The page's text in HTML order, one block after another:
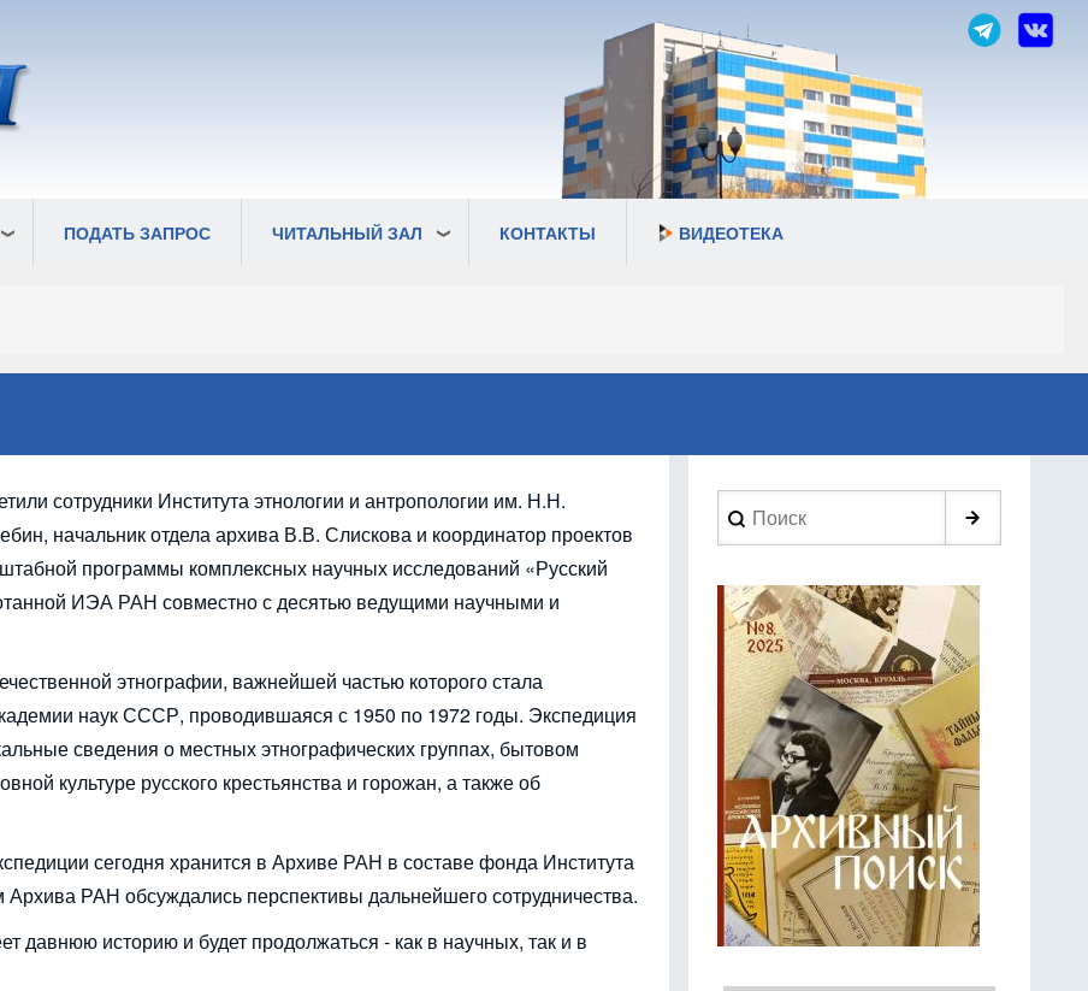
ПОДАТЬ ЗАПРОС ЧИТАЛЬНЫЙ ЗАЛ КОНТАКТЫ ВИДЕОТЕКА
сотрудники Института этнологии и антропологии им. Н.Н.
начальник отдела архива В.В. Слискова и координатор проектов
программы комплексных научных исследований «Русский
ИЭА РАН совместно с десятью ведущими научными и
этнографии, важнейшей частью которого стала
наук СССР, проводившаяся с 1950 по 1972 годы. Экспедиция
сведения о местных этнографических группах, бытовом
культуре русского крестьянства и горожан, а также об
сегодня хранится в Архиве РАН в составе фонда Института
РАН обсуждались перспективы дальнейшего сотрудничества.
историю и будет продолжаться - как в научных, так и в
Search